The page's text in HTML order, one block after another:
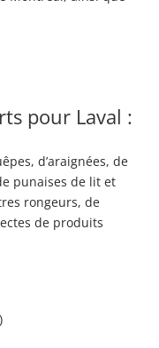
pour Laval :
d’araignées, de
punaises de lit et
rongeurs, de
de produits